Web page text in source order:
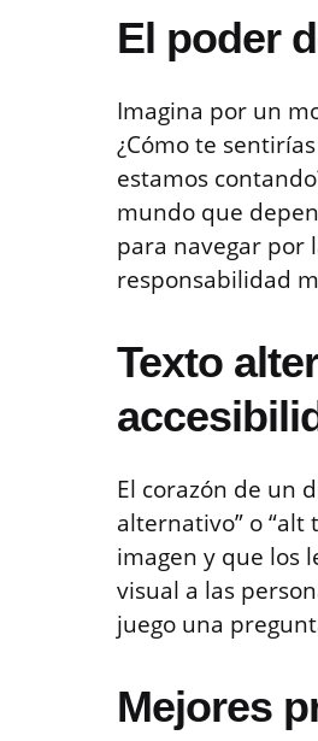
El poder
Imagina por un
¿Cómo te
estamos
mundo que
para navegar por
responsabilidad
Texto
El corazón de un
alternativo” o “alt
imagen y que los
visual a las
juego una
Mejores